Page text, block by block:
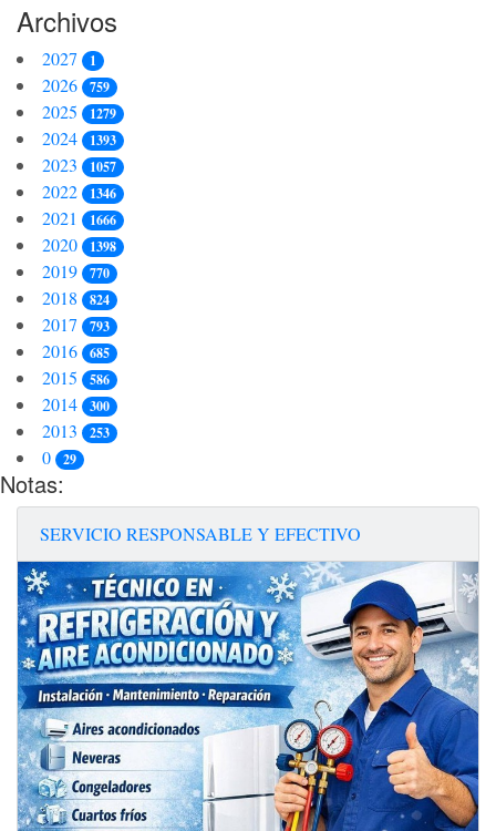
Archivos
2027 1
2026 759
2025 1279
2024 1393
2023 1057
2022 1346
2021 1666
2020 1398
2019 770
2018 824
2017 793
2016 685
2015 586
2014 300
2013 253
0 29
Notas:
SERVICIO RESPONSABLE Y EFECTIVO